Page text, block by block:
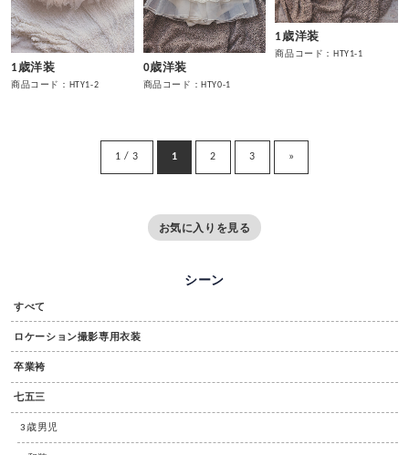
1歳洋装
商品コード：HTY1-2
0歳洋装
商品コード：HTY0-1
1歳洋装
商品コード：HTY1-1
1 / 3 1 2 3 »
お気に入りを見る
シーン
すべて
ロケーション撮影専用衣装
卒業袴
七五三
3歳男児